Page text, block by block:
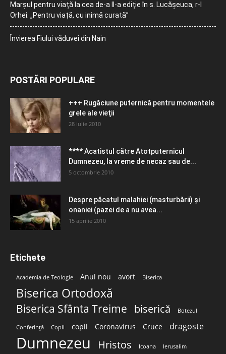
Marșul pentru viață la cea de-a II-a ediție în s. Lucășeuca, r-l
Orhei: „Pentru viață, cu inimă curată”
Învierea Fiului văduvei din Nain
POSTĂRI POPULARE
+++ Rugăciune puternică pentru momentele
grele ale vieţii
28 iulie 2010
**** Acatistul către Atotputernicul
Dumnezeu, la vreme de necaz sau de...
5 octombrie 2010
Despre păcatul malahiei (masturbării) şi
onaniei (pazei de a nu avea...
15 aprilie 2010
Etichete
Academia de Teologie Anul nou avort Biserica
Biserica Ortodoxă
Biserica Sfânta Treime biserică Botezul
Conferință Copii copil Coronavirus Cruce dragoste
Dumnezeu Hristos Icoana Ierusalim